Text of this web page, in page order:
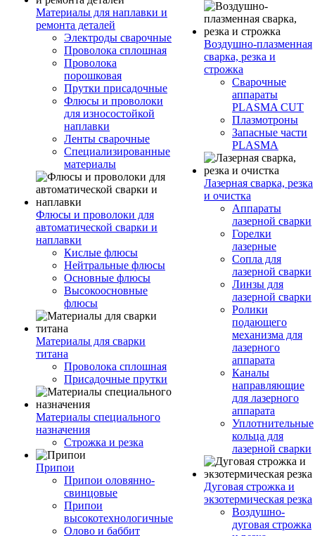
Материалы для наплавки и
ремонта деталей
Электроды сварочные
Проволока сплошная
Проволока
порошковая
Прутки присадочные
Флюсы и проволоки
для износостойкой
наплавки
Ленты сварочные
Специализированные
материалы
Флюсы и проволоки для
автоматической сварки и
наплавки
Кислые флюсы
Нейтральные флюсы
Основные флюсы
Высокоосновные
флюсы
Материалы для сварки
титана
Проволока сплошная
Присадочные прутки
Материалы специального
назначения
Строжка и резка
Припои
Припои оловянно-
свинцовые
Припои
высокотехнологичные
Олово и баббит
Воздушно-плазменная
сварка, резка и
строжка
Сварочные
аппараты
PLASMA CUT
Плазмотроны
Запасные части
PLASMA
Лазерная сварка, резка
и очистка
Аппараты
лазерной сварки
Горелки
лазерные
Сопла для
лазерной сварки
Линзы для
лазерной сварки
Ролики
подающего
механизма для
лазерного
аппарата
Каналы
направляющие
для лазерного
аппарата
Уплотнительные
кольца для
лазерной сварки
Дуговая строжка и
экзотермическая резка
Воздушно-
дуговая строжка